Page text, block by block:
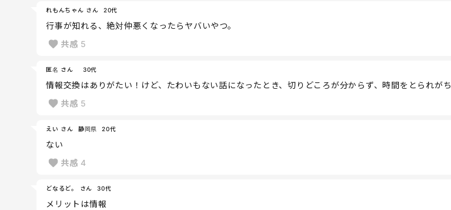
れもんちゃん さん 20代
行事が知れる、絶対仲悪くなったらヤバいやつ。
共感 5
匿名 さん 30代
情報交換はありがたい！けど、たわいもない話になったとき、切りどころが分からず、時間をとられがち
共感 5
えい さん 静岡県 20代
ない
共感 4
どなるど。 さん 30代
メリットは情報